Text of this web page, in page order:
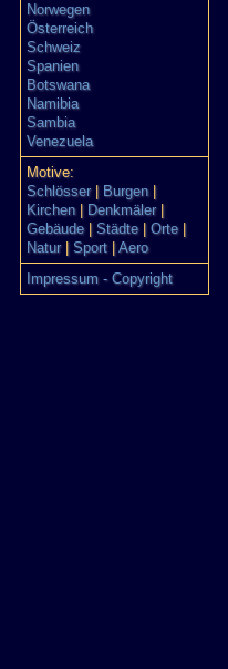
Norwegen
Österreich
Schweiz
Spanien
Botswana
Namibia
Sambia
Venezuela
Motive:
Schlösser| Burgen|
Kirchen| Denkmäler|
Gebäude| Städte| Orte|
Natur| Sport
Aero
Impressum - Copyright